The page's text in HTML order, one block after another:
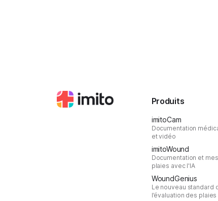
Produits
imitoCam
Documentation
et vidéo
imitoWound
Documentation et
plaies avec l'IA
WoundGenius
Le nouveau standard
l’évaluation des plaies